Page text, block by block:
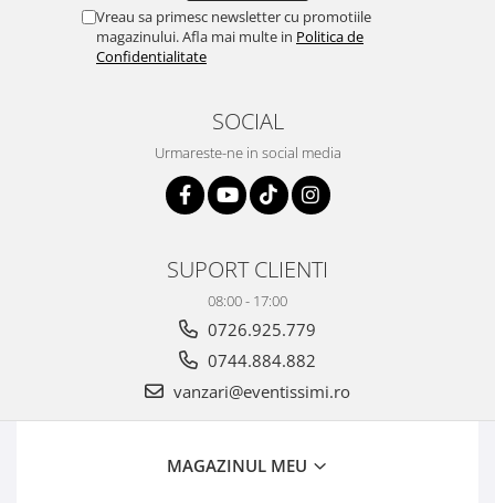
Vreau sa primesc newsletter cu promotiile
magazinului. Afla mai multe in Politica de
Confidentialitate
SOCIAL
Urmareste-ne in social media
SUPORT CLIENTI
08:00 - 17:00
0726.925.779
0744.884.882
vanzari@eventissimi.ro
MAGAZINUL MEU